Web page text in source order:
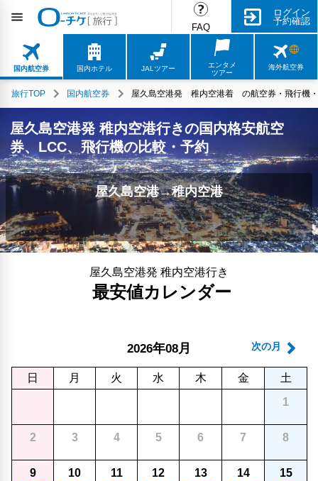
FAQ
ログイン
予約確認
国内航空券 国内ホテル JALツアー
エンタメ
ツアー
海外航空券
旅行TOP 国内航空券 屋久島空港発 稚内空港着 の航空券・飛行機
屋久島空港発 稚内空港行きの国内格安航空
券、LCC、飛行機の比較・予約
屋久島空港→稚内空港
屋久島空港発 稚内空港行き
最安値カレンダー
次の月
2026年08月
日 月 火 水 木 金
土
1
2 3 4 5 6 7 8
9 10 11 12 13 14 15